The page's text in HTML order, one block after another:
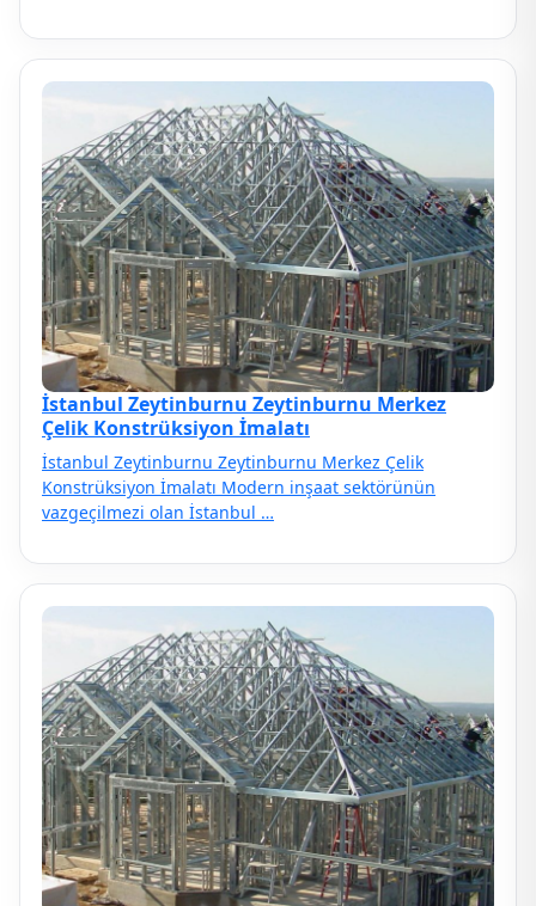
İstanbul Zeytinburnu Zeytinburnu Merkez
Çelik Konstrüksiyon İmalatı
İstanbul Zeytinburnu Zeytinburnu Merkez Çelik
Konstrüksiyon İmalatı Modern inşaat sektörünün
vazgeçilmezi olan İstanbul …